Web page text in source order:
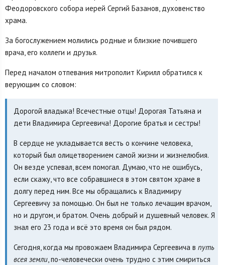
Феодоровского собора иерей Сергий Базанов, духовенство
храма.
За богослужением молились родные и близкие почившего
врача, его коллеги и друзья.
Перед началом отпевания митрополит Кирилл обратился к
верующим со словом:
Дорогой владыка! Всечестные отцы! Дорогая Татьяна и
дети Владимира Сергеевича! Дорогие братья и сестры!
В сердце не укладывается весть о кончине человека,
который был олицетворением самой жизни и жизнелюбия.
Он везде успевал, всем помогал. Думаю, что не ошибусь,
если скажу, что все собравшиеся в этом святом храме в
долгу перед ним. Все мы обращались к Владимиру
Сергеевичу за помощью. Он был не только лечащим врачом,
но и другом, и братом. Очень добрый и душевный человек. Я
знал его 23 года и всё это время он был рядом.
Сегодня, когда мы провожаем Владимира Сергеевича в путь
всея земли, по-человечески очень трудно с этим смириться